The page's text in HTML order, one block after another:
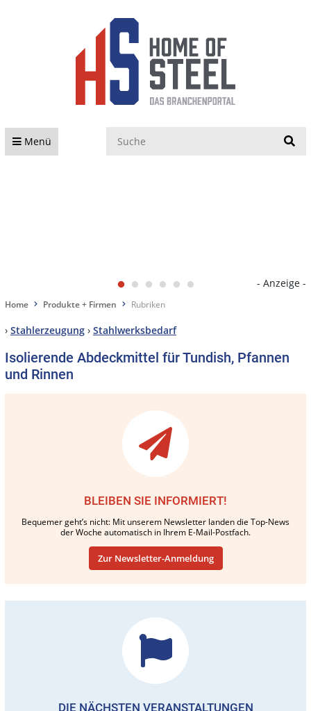
Menü
- Anzeige -
Home Produkte + Firmen Rubriken
› Stahlerzeugung › Stahlwerksbedarf
Isolierende Abdeckmittel für Tundish, Pfannen
und Rinnen
BLEIBEN SIE INFORMIERT!
Bequemer geht’s nicht: Mit unserem Newsletter landen die Top-News
der Woche automatisch in Ihrem E-Mail-Postfach.
Zur Newsletter-Anmeldung
DIE NÄCHSTEN VERANSTALTUNGEN